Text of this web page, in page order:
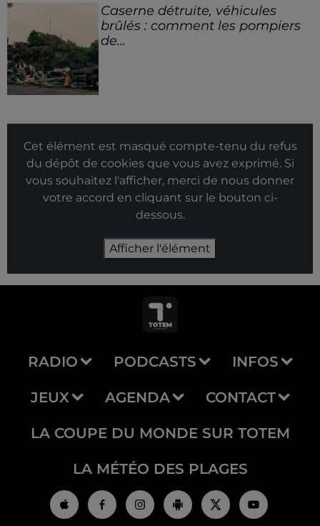
Caserne détruite, véhicules
brûlés : comment les pompiers
de...
Cet élément est masqué compte-tenu du refus
du dépôt de cookies que vous avez exprimé. Si
vous souhaitez l'afficher, merci de nous donner
votre accord en cliquant sur le bouton ci-
dessous.
Afficher l'élément
RADIO PODCASTS INFOS
JEUX AGENDA CONTACT
LA COUPE DU MONDE SUR TOTEM
LA MÉTÉO DES PLAGES